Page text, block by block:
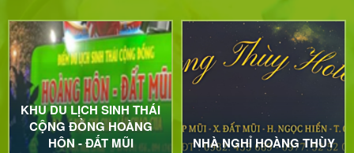
KHU DU LỊCH SINH THÁI
CỘNG ĐỒNG HOÀNG
HÔN - ĐẤT MŨI
NHÀ NGHỈ HOÀNG THÙY